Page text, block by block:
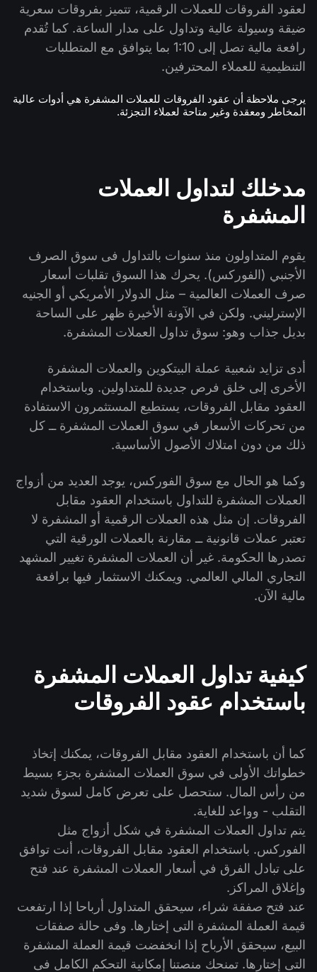
لعقود الفروقات للعملات الرقمية، تتميز بفروقات سعرية
ضيقة وسيولة عالية وتداول على مدار الساعة. كما تُقدم
رافعة مالية تصل إلى 1:10 بما يتوافق مع المتطلبات
التنظيمية للعملاء المحترفين.
يرجى ملاحظة أن عقود الفروقات للعملات المشفرة هي أدوات عالية
المخاطر ومعقدة وغير متاحة لعملاء التجزئة.
مدخلك لتداول العملات
المشفرة
يقوم المتداولون منذ سنوات بالتداول فى سوق الصرف
الأجنبي (الفوركس). يحرك هذا السوق تقلبات أسعار
صرف العملات العالمية – مثل الدولار الأمريكي أو الجنيه
الإسترليني. ولكن في الآونة الأخيرة ظهر على الساحة
بديل جذاب وهو: سوق تداول العملات المشفرة.
أدى تزايد شعبية عملة البيتكوين والعملات المشفرة
الأخرى إلى خلق فرص جديدة للمتداولين. وباستخدام
العقود مقابل الفروقات، يستطيع المستثمرون الاستفادة
من تحركات الأسعار في سوق العملات المشفرة ــ كل
ذلك من دون امتلاك الأصول الأساسية.
وكما هو الحال مع سوق الفوركس، يوجد العديد من أزواج
العملات المشفرة للتداول باستخدام العقود مقابل
الفروقات. إن مثل هذه العملات الرقمية أو المشفرة لا
تعتبر عملات قانونية ــ مقارنة بالعملات الورقية التي
تصدرها الحكومة. غير أن العملات المشفرة تغيير المشهد
التجاري المالي العالمي. ويمكنك الاستثمار فيها برافعة
مالية الآن.
كيفية تداول العملات المشفرة
باستخدام عقود الفروقات
كما أن باستخدام العقود مقابل الفروقات، يمكنك إتخاذ
خطواتك الأولى في سوق العملات المشفرة بجزء بسيط
من رأس المال. ستحصل على تعرض كامل لسوق شديد
التقلب - وواعد للغاية.
يتم تداول العملات المشفرة في شكل أزواج مثل
الفوركس. باستخدام العقود مقابل الفروقات، أنت توافق
على تبادل الفرق في أسعار العملات المشفرة عند فتح
وإغلاق المراكز.
عند فتح صفقة شراء، سيحقق المتداول أرباحا إذا ارتفعت
قيمة العملة المشفرة التى إختارها. وفى حالة صفقات
البيع، سيحقق الأرباح إذا انخفضت قيمة العملة المشفرة
التى إختارها. تمنحك منصتنا إمكانية التحكم الكامل فى